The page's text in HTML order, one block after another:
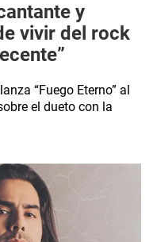
y
vivir del rock
“Fuego Eterno” al
el dueto con la